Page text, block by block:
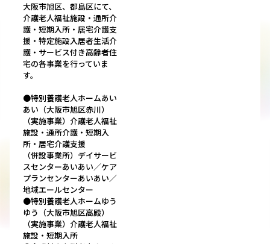
大阪市旭区、都島区にて、
介護老人福祉施設・通所介
護・短期入所・居宅介護支
援・特定施設入居者生活介
護・サービス付き高齢者住
宅の各事業を行っていま
す。
●特別養護老人ホームあい
あい（大阪市旭区赤川）
（実施事業）介護老人福祉
施設・通所介護・短期入
所・居宅介護支援
（併設事業所）デイサービ
スセンターあいあい／ケア
プランセンターあいあい／
地域エールセンター
●特別養護老人ホームゆう
ゆう（大阪市旭区高殿）
（実施事業）介護老人福祉
施設・短期入所